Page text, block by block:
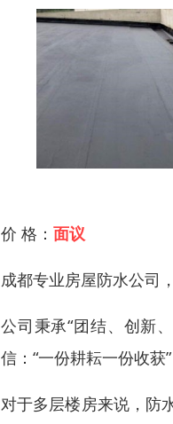
价 格： 面议
成都专业房屋防水公司
公司秉承“团结、创新
信：“一份耕耘一份收获
对于多层楼房来说，防